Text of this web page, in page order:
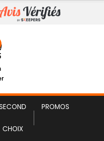
CHOIX
PROMOS
6,71 € HT